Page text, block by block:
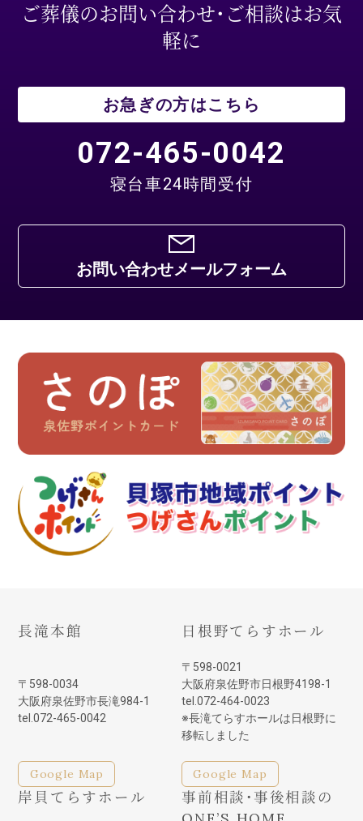
ご葬儀のお問い合わせ・ご相談はお気
軽に
お急ぎの方はこちら
072-465-0042
寝台車24時間受付
お問い合わせメールフォーム
長滝本館
〒598-0034
大阪府泉佐野市長滝984-1
tel.072-465-0042
Google Map
日根野てらすホール
〒598-0021
大阪府泉佐野市日根野4198-1
tel.072-464-0023
※長滝てらすホールは日根野に
移転しました
Google Map
岸貝てらすホール
事前相談・事後相談の